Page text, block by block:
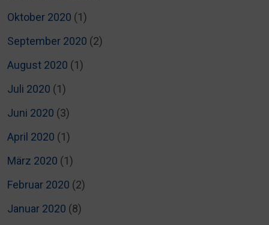
Oktober 2020 (1)
September 2020 (2)
August 2020 (1)
Juli 2020 (1)
Juni 2020 (3)
April 2020 (1)
März 2020 (1)
Februar 2020 (2)
Januar 2020 (8)